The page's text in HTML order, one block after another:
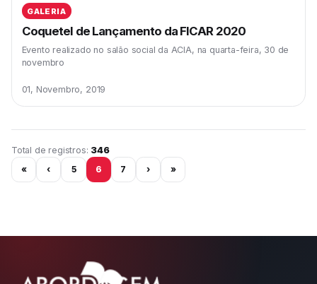
GALERIA
Coquetel de Lançamento da FICAR 2020
Evento realizado no salão social da ACIA, na quarta-feira, 30 de
novembro
01, Novembro, 2019
Total de registros: 346
Página 6 de 29
« ‹ 5 6 7 › »